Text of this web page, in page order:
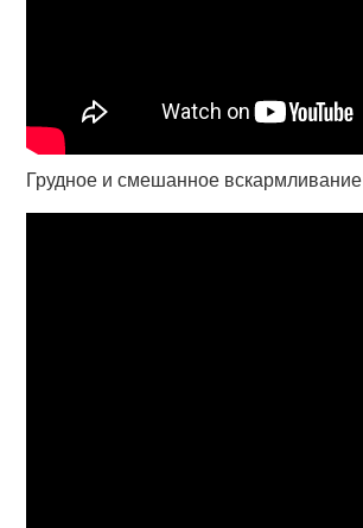
Грудное и смешанное вскармливание